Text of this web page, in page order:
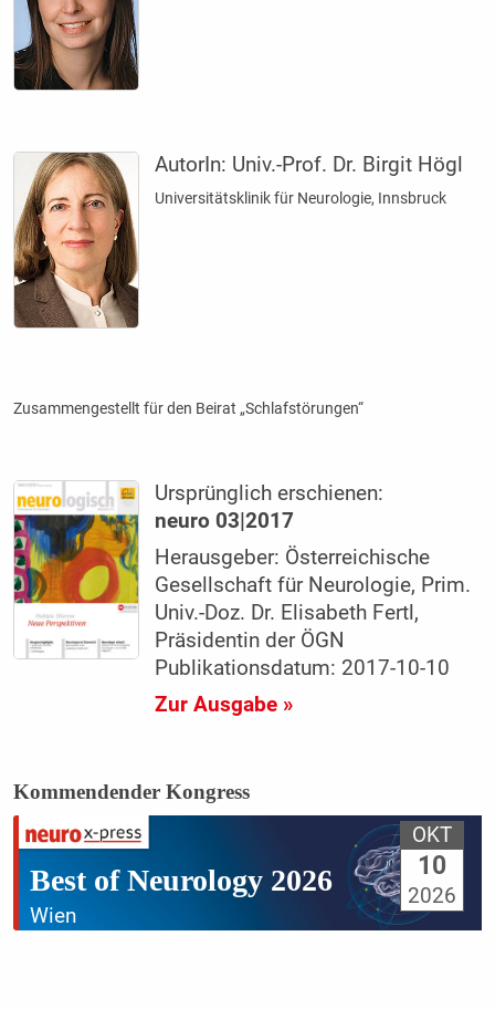
AutorIn: Univ.-Prof. Dr. Birgit Högl
Universitätsklinik für Neurologie, Innsbruck
Zusammengestellt für den Beirat „Schlafstörungen“
Ursprünglich erschienen:
neuro 03|2017
Herausgeber: Österreichische
Gesellschaft für Neurologie, Prim.
Univ.-Doz. Dr. Elisabeth Fertl,
Präsidentin der ÖGN
Publikationsdatum: 2017-10-10
Zur Ausgabe »
Kommendender Kongress
Best of Neurology 2026
Wien
OKT
10
2026